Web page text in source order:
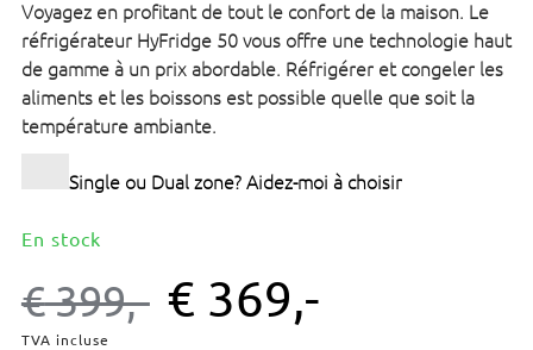
Voyagez en profitant de tout le confort de la maison. Le
réfrigérateur HyFridge 50 vous offre une technologie haut
de gamme à un prix abordable. Réfrigérer et congeler les
aliments et les boissons est possible quelle que soit la
température ambiante.
Single ou Dual zone? Aidez-moi à choisir
En stock
€399,- € 369,-
TVA incluse